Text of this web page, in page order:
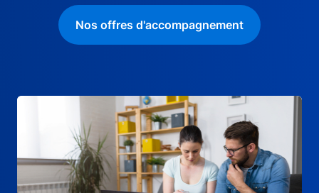
Nos offres d'accompagnement